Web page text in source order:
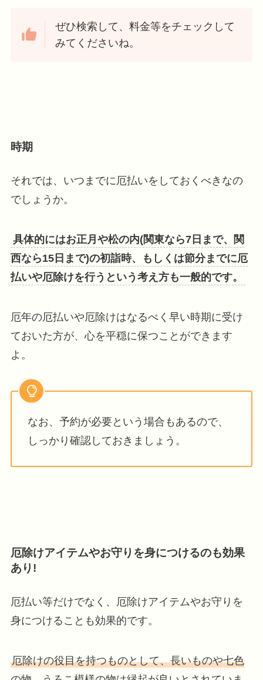
ぜひ検索して、料金等をチェックして
みてくださいね。
時期
それでは、いつまでに厄払いをしておくべきなの
でしょうか。
具体的にはお正月や松の内(関東なら7日まで、関
西なら15日まで)の初詣時、もしくは節分までに厄
払いや厄除けを行うという考え方も一般的です。
厄年の厄払いや厄除けはなるべく早い時期に受け
ておいた方が、心を平穏に保つことができます
よ。
なお、予約が必要という場合もあるので、
しっかり確認しておきましょう。
厄除けアイテムやお守りを身につけるのも効果
あり!
厄払い等だけでなく、厄除けアイテムやお守りを
身につけることも効果的です。
厄除けの役目を持つものとして、長いものや七色